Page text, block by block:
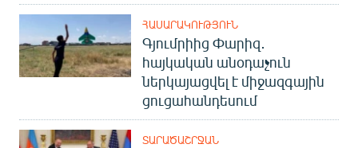
ՀԱՍԱՐԱԿՈՒԹՅՈՒՆ
Գյումրիից Փարիզ․
հայկական անօդաչուն
ներկայացվել է միջազգային
ցուցահանդեսում
ՏԱՐԱԾԱՇՐՋԱՆ